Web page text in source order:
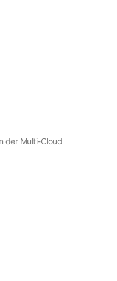
der Multi-Cloud